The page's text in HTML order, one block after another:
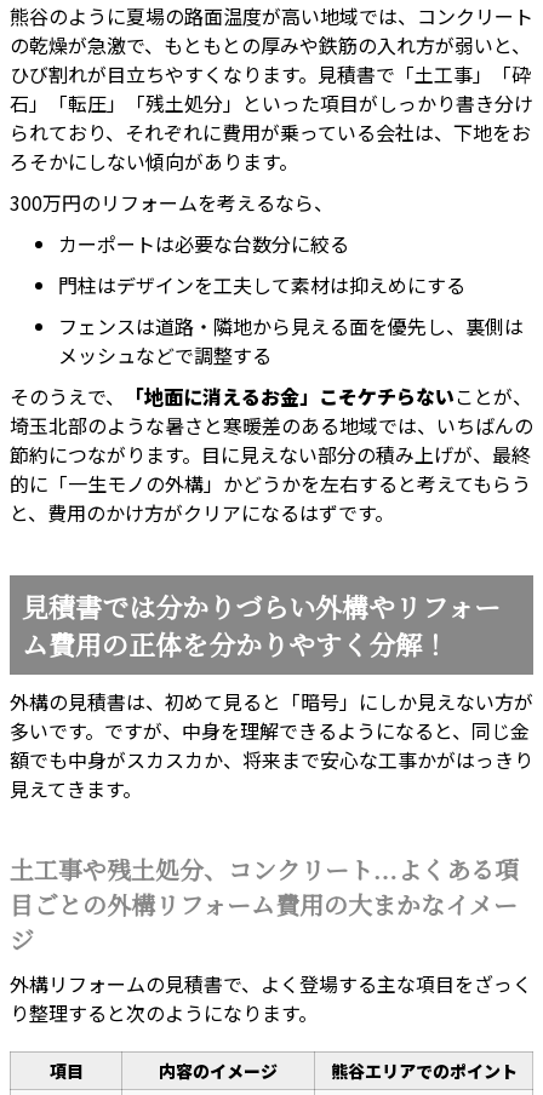
熊谷のように夏場の路面温度が高い地域では、コンクリート
の乾燥が急激で、もともとの厚みや鉄筋の入れ方が弱いと、
ひび割れが目立ちやすくなります。見積書で「土工事」「砕
石」「転圧」「残土処分」といった項目がしっかり書き分け
られており、それぞれに費用が乗っている会社は、下地をお
ろそかにしない傾向があります。
300万円のリフォームを考えるなら、
カーポートは必要な台数分に絞る
門柱はデザインを工夫して素材は抑えめにする
フェンスは道路・隣地から見える面を優先し、裏側は
メッシュなどで調整する
そのうえで、
「地面に消えるお金」こそケチらないことが、
埼玉北部のような暑さと寒暖差のある地域では、いちばんの
節約につながります。目に見えない部分の積み上げが、最終
的に「一生モノの外構」かどうかを左右すると考えてもらう
と、費用のかけ方がクリアになるはずです。
見積書では分かりづらい外構やリフォー
ム費用の正体を分かりやすく分解！
外構の見積書は、初めて見ると「暗号」にしか見えない方が
多いです。ですが、中身を理解できるようになると、同じ金
額でも中身がスカスカか、将来まで安心な工事かがはっきり
見えてきます。
土工事や残土処分、コンクリート…よくある項
目ごとの外構リフォーム費用の大まかなイメー
ジ
外構リフォームの見積書で、よく登場する主な項目をざっく
り整理すると次のようになります。
項目 内容のイメージ
熊谷エリアでのポイント